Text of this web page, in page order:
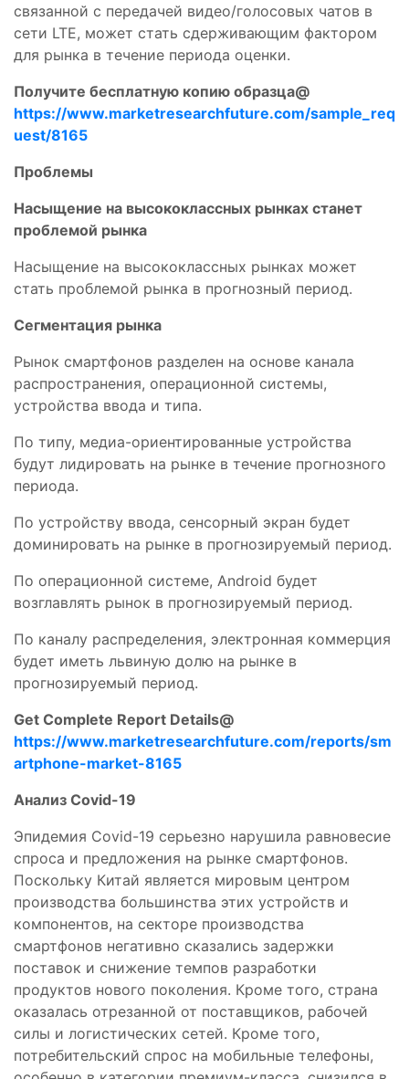
связанной с передачей видео/голосовых чатов в
сети LTE, может стать сдерживающим фактором
для рынка в течение периода оценки.
Получите бесплатную копию образца@
https://www.marketresearchfuture.com/sample_req
uest/8165
Проблемы
Насыщение на высококлассных рынках станет
проблемой рынка
Насыщение на высококлассных рынках может
стать проблемой рынка в прогнозный период.
Сегментация рынка
Рынок смартфонов разделен на основе канала
распространения, операционной системы,
устройства ввода и типа.
По типу, медиа-ориентированные устройства
будут лидировать на рынке в течение прогнозного
периода.
По устройству ввода, сенсорный экран будет
доминировать на рынке в прогнозируемый период.
По операционной системе, Android будет
возглавлять рынок в прогнозируемый период.
По каналу распределения, электронная коммерция
будет иметь львиную долю на рынке в
прогнозируемый период.
Get Complete Report Details@
https://www.marketresearchfuture.com/reports/sm
artphone-market-8165
Анализ Covid-19
Эпидемия Covid-19 серьезно нарушила равновесие
спроса и предложения на рынке смартфонов.
Поскольку Китай является мировым центром
производства большинства этих устройств и
компонентов, на секторе производства
смартфонов негативно сказались задержки
поставок и снижение темпов разработки
продуктов нового поколения. Кроме того, страна
оказалась отрезанной от поставщиков, рабочей
силы и логистических сетей. Кроме того,
потребительский спрос на мобильные телефоны,